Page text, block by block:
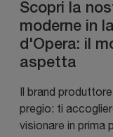
Scopri la
moderne in
d'Opera: il
aspetta
Il brand
pregio: ti
visionare in prima